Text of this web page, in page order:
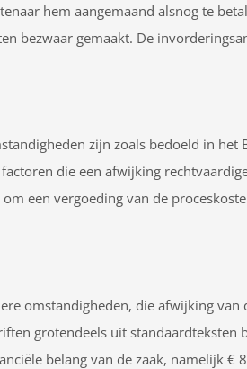
hem aangemaand alsnog te
bezwaar gemaakt. De
zijn zoals bedoeld in het
die een afwijking
een vergoeding van de
omstandigheden, die afwijking van
grotendeels uit standaardteksten
belang van de zaak, namelijk €